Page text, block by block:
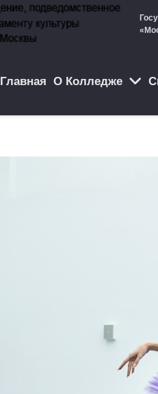
Главная О Колледже